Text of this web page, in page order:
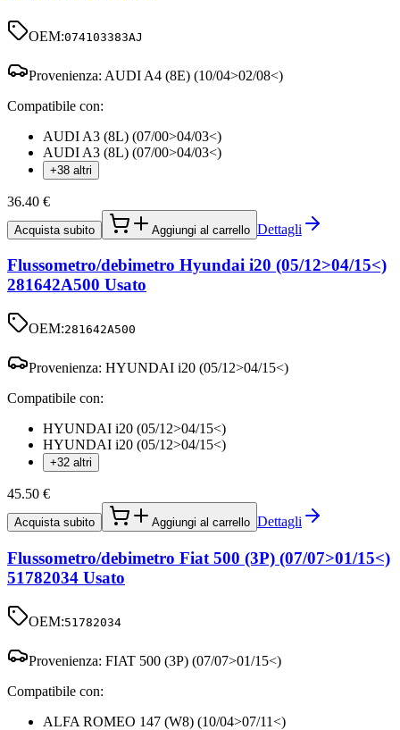
OEM:074103383AJ
Provenienza: AUDI A4 (8E) (10/04>02/08<)
Compatibile con:
AUDI A3 (8L) (07/00>04/03<)
AUDI A3 (8L) (07/00>04/03<)
+38 altri
36.40 €
Acquista subito Aggiungi al carrello Dettagli
Flussometro/debimetro Hyundai i20 (05/12>04/15<)
281642A500 Usato
OEM:281642A500
Provenienza: HYUNDAI i20 (05/12>04/15<)
Compatibile con:
HYUNDAI i20 (05/12>04/15<)
HYUNDAI i20 (05/12>04/15<)
+32 altri
45.50 €
Acquista subito Aggiungi al carrello Dettagli
Flussometro/debimetro Fiat 500 (3P) (07/07>01/15<)
51782034 Usato
OEM:51782034
Provenienza: FIAT 500 (3P) (07/07>01/15<)
Compatibile con:
ALFA ROMEO 147 (W8) (10/04>07/11<)